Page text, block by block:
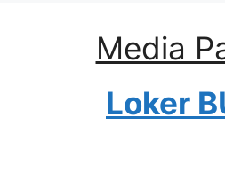
Media
Loker